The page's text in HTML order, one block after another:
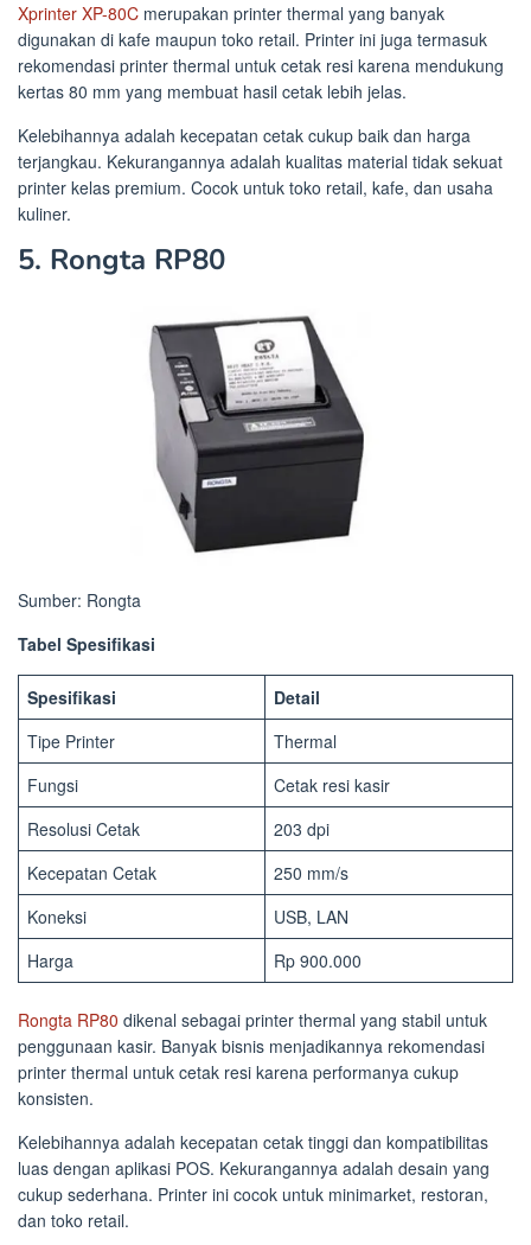
Xprinter XP-80C merupakan printer thermal yang banyak
digunakan di kafe maupun toko retail. Printer ini juga termasuk
rekomendasi printer thermal untuk cetak resi karena mendukung
kertas 80 mm yang membuat hasil cetak lebih jelas.
Kelebihannya adalah kecepatan cetak cukup baik dan harga
terjangkau. Kekurangannya adalah kualitas material tidak sekuat
printer kelas premium. Cocok untuk toko retail, kafe, dan usaha
kuliner.
5. Rongta RP80
Sumber: Rongta
Tabel Spesifikasi
Spesifikasi
Detail
Tipe Printer
Thermal
Fungsi
Cetak resi kasir
Resolusi Cetak
203 dpi
Kecepatan Cetak
250 mm/s
Koneksi
USB, LAN
Harga
Rp 900.000
Rongta RP80 dikenal sebagai printer thermal yang stabil untuk
penggunaan kasir. Banyak bisnis menjadikannya rekomendasi
printer thermal untuk cetak resi karena performanya cukup
konsisten.
Kelebihannya adalah kecepatan cetak tinggi dan kompatibilitas
luas dengan aplikasi POS. Kekurangannya adalah desain yang
cukup sederhana. Printer ini cocok untuk minimarket, restoran,
dan toko retail.